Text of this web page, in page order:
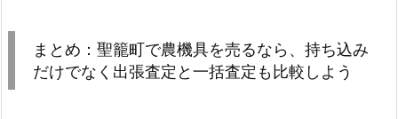
まとめ：聖籠町で農機具を売るなら、持ち込み
だけでなく出張査定と一括査定も比較しよう